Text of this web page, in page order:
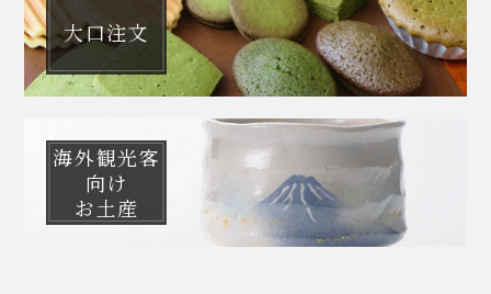
大口注文
海外観光客
向け
お土産